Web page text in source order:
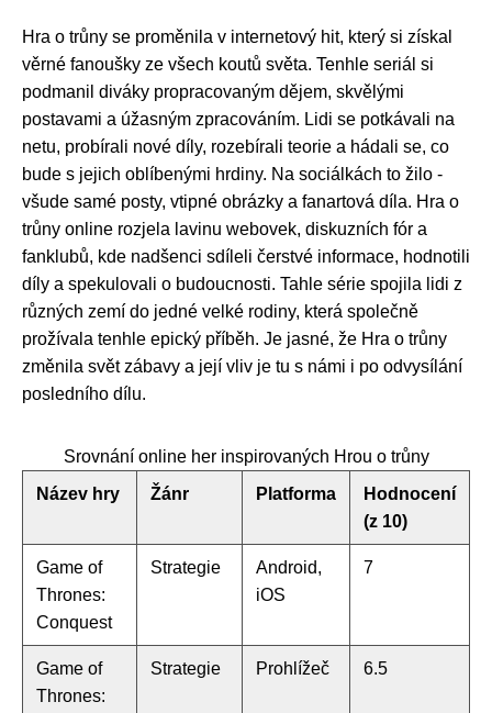
Hra o trůny se proměnila v internetový hit, který si získal
věrné fanoušky ze všech koutů světa. Tenhle seriál si
podmanil diváky propracovaným dějem, skvělými
postavami a úžasným zpracováním. Lidi se potkávali na
netu, probírali nové díly, rozebírali teorie a hádali se, co
bude s jejich oblíbenými hrdiny. Na sociálkách to žilo -
všude samé posty, vtipné obrázky a fanartová díla. Hra o
trůny online rozjela lavinu webovek, diskuzních fór a
fanklubů, kde nadšenci sdíleli čerstvé informace, hodnotili
díly a spekulovali o budoucnosti. Tahle série spojila lidi z
různých zemí do jedné velké rodiny, která společně
prožívala tenhle epický příběh. Je jasné, že Hra o trůny
změnila svět zábavy a její vliv je tu s námi i po odvysílání
posledního dílu.
Srovnání online her inspirovaných Hrou o trůny
Název hry
Žánr Platforma
Hodnocení
(z 10)
Game of
Thrones:
Conquest
Strategie
Android,
iOS
7
Game of
Thrones:
Strategie Prohlížeč 6.5